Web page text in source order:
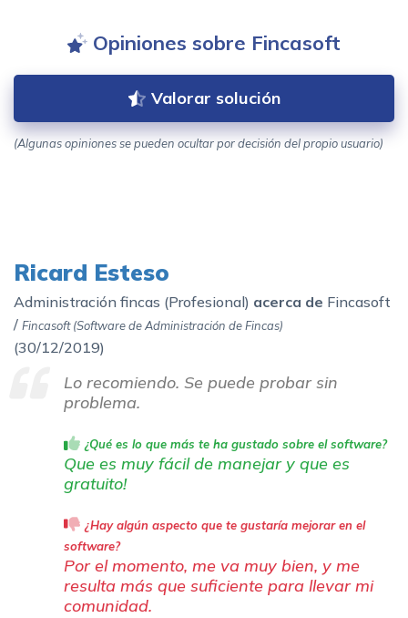
Opiniones sobre Fincasoft
Valorar solución
(Algunas opiniones se pueden ocultar por decisión del propio usuario)
Ricard Esteso
Administración fincas (Profesional) acerca de Fincasoft
/ Fincasoft (Software de Administración de Fincas)
(30/12/2019)
Lo recomiendo. Se puede probar sin
problema.
¿Qué es lo que más te ha gustado sobre el software?
Que es muy fácil de manejar y que es
gratuito!
¿Hay algún aspecto que te gustaría mejorar en el
software?
Por el momento, me va muy bien, y me
resulta más que suficiente para llevar mi
comunidad.